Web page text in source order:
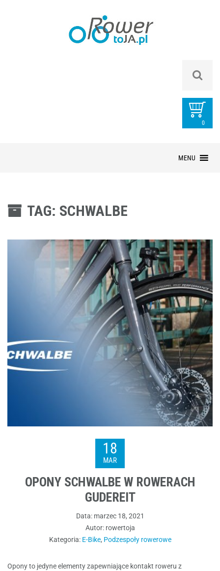
0
MENU
TAG: SCHWALBE
18
MAR
OPONY SCHWALBE W ROWERACH
GUDEREIT
Data: marzec 18, 2021
Autor: rowertoja
Kategoria: E-Bike, Podzespoły rowerowe
Opony to jedyne elementy zapewniające kontakt roweru z